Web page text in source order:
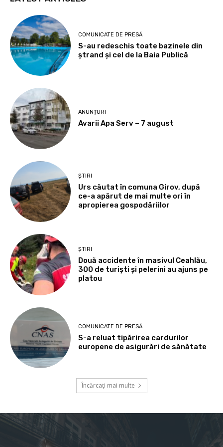
COMUNICATE DE PRESĂ
S-au redeschis toate bazinele din
ștrand și cel de la Baia Publică
ANUNȚURI
Avarii Apa Serv – 7 august
ȘTIRI
Urs căutat în comuna Girov, după
ce-a apărut de mai multe ori în
apropierea gospodăriilor
ȘTIRI
Două accidente în masivul Ceahlău,
300 de turiști și pelerini au ajuns pe
platou
COMUNICATE DE PRESĂ
S-a reluat tipărirea cardurilor
europene de asigurări de sănătate
Încărcați mai multe